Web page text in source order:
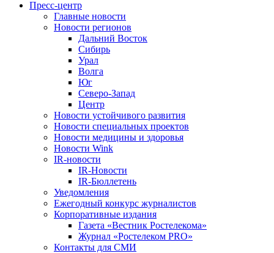
Пресс-центр
Главные новости
Новости регионов
Дальний Восток
Сибирь
Урал
Волга
Юг
Северо-Запад
Центр
Новости устойчивого развития
Новости специальных проектов
Новости медицины и здоровья
Новости Wink
IR-новости
IR-Новости
IR-Бюллетень
Уведомления
Ежегодный конкурс журналистов
Корпоративные издания
Газета «Вестник Ростелекома»
Журнал «Ростелеком PRO»
Контакты для СМИ